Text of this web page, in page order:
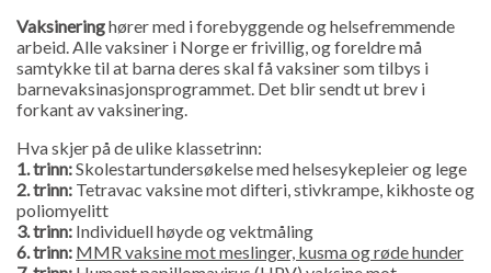
Vaksineringhører med i forebyggende og helsefremmende
arbeid. Alle vaksiner i Norge er frivillig, og foreldre må
samtykke til at barna deres skal få vaksiner som tilbys i
barnevaksinasjonsprogrammet. Det blir sendt ut brev i
forkant av vaksinering.
Hva skjer på de ulike klassetrinn:
1. trinn:Skolestartundersøkelse med helsesykepleier og lege
2. trinn: Tetravac vaksine mot difteri, stivkrampe, kikhoste og
poliomyelitt
3. trinn: Individuell høyde og vektmåling
6. trinn: MMR vaksine mot meslinger, kusma og røde hunder